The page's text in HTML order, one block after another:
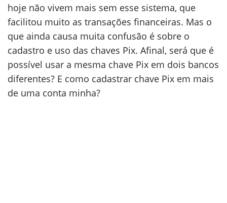
hoje não vivem mais sem esse sistema, que
facilitou muito as transações financeiras. Mas o
que ainda causa muita confusão é sobre o
cadastro e uso das chaves Pix. Afinal, será que é
possível usar a mesma chave Pix em dois bancos
diferentes? E como cadastrar chave Pix em mais
de uma conta minha?